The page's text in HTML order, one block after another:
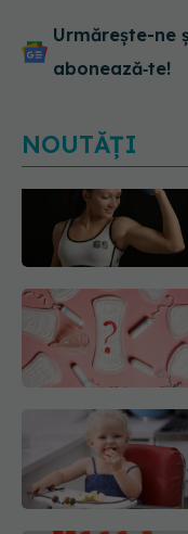
Urmărește-ne
abonează‑te!
NOUTĂȚI